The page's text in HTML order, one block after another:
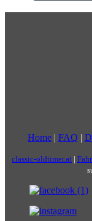
Home | FAQ |
classic-oldtimer.at |